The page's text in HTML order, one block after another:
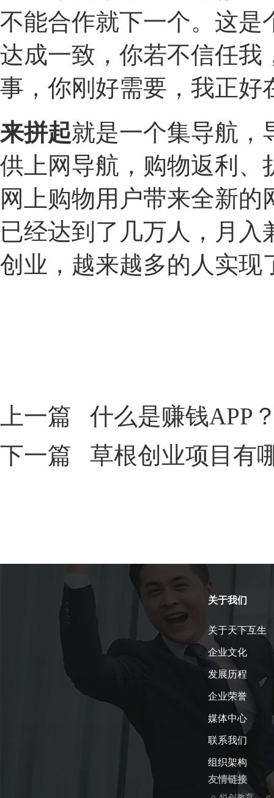
不能合作就下一个。这是
达成一致，你若不信任我
事，你刚好需要，我正好
​来拼起就是一个集导航，
供上网导航，购物返利、
网上购物用户带来全新
已经达到了几万人，月
创业，越来越多的人实现
上一篇
什么是赚钱APP
下一篇
草根创业项目有
关于我们
关于天下互生
企业文化
发展历程
企业荣誉
媒体中心
联系我们
组织架构
友情链接